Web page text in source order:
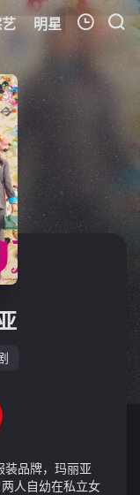
明星 周表
片的记录
品牌，玛丽亚
人自幼在私立女